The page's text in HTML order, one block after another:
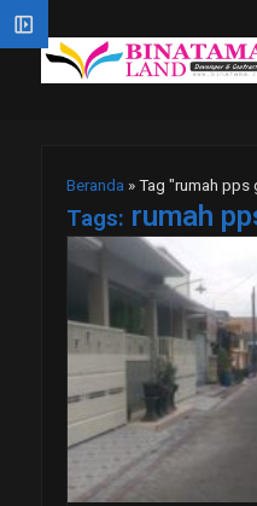
Beranda »Tag "rumah pps
Tags: rumah
left_panel_open